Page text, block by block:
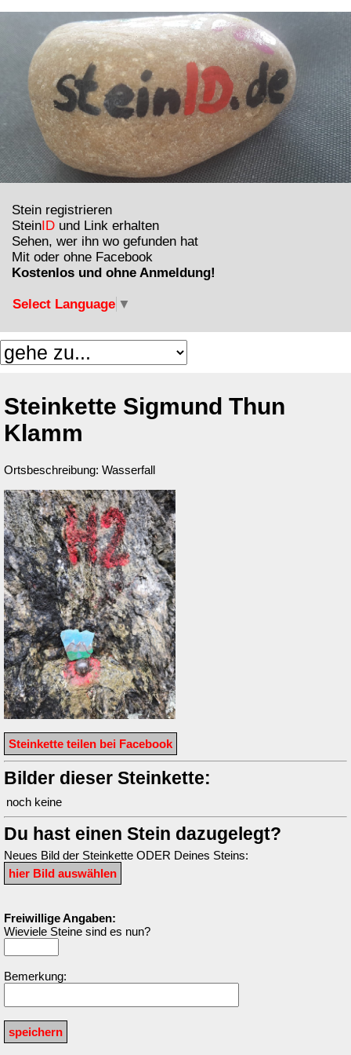
Stein registrieren
Stein ID und Link erhalten
Sehen, wer ihn wo gefunden hat
Mit oder ohne Facebook
Kostenlos und ohne Anmeldung!
Select Language ▼
Steinkette Sigmund Thun
Klamm
Ortsbeschreibung: Wasserfall
Steinkette teilen bei Facebook
Bilder dieser Steinkette:
noch keine
Du hast einen Stein dazugelegt?
Neues Bild der Steinkette ODER Deines Steins:
Freiwillige Angaben:
Wieviele Steine sind es nun?
Bemerkung: